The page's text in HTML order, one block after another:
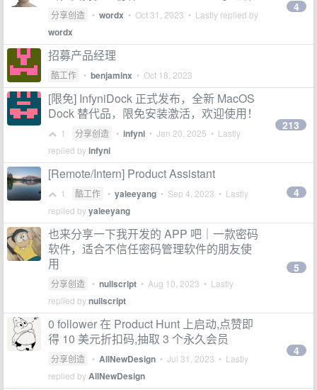
分享创造 • wordx • Oct 31, 2023 • Lastly replied by
wordx
4
招募产品经理
酷工作 • benjaminx • Oct 18, 2023
[限免] InfyniDock 正式发布，全新 MacOS
Dock 替代品，限免安装激活，欢迎使用！
1 分享创造 • infyni • Jan 20, 2025 • Lastly
replied byinfyni
213
[Remote/Intern] Product Assistant
1 酷工作 • yaleeyang • Sep 4, 2023 • Lastly
replied byyaleeyang
4
也来分享一下我开发的 APP 吧｜一款密码
软件，适合不信任密码管理软件的朋友使
用
分享创造 • nullscript • Aug 10, 2023 • Lastly
replied bynullscript
5
0 follower 在 Product Hunt 上启动,点赞即
得 10 美元折扣码,抽取 3 个永久会员
分享创造 • AllNewDesign • Jul 31, 2023 • Lastly
replied byAllNewDesign
4